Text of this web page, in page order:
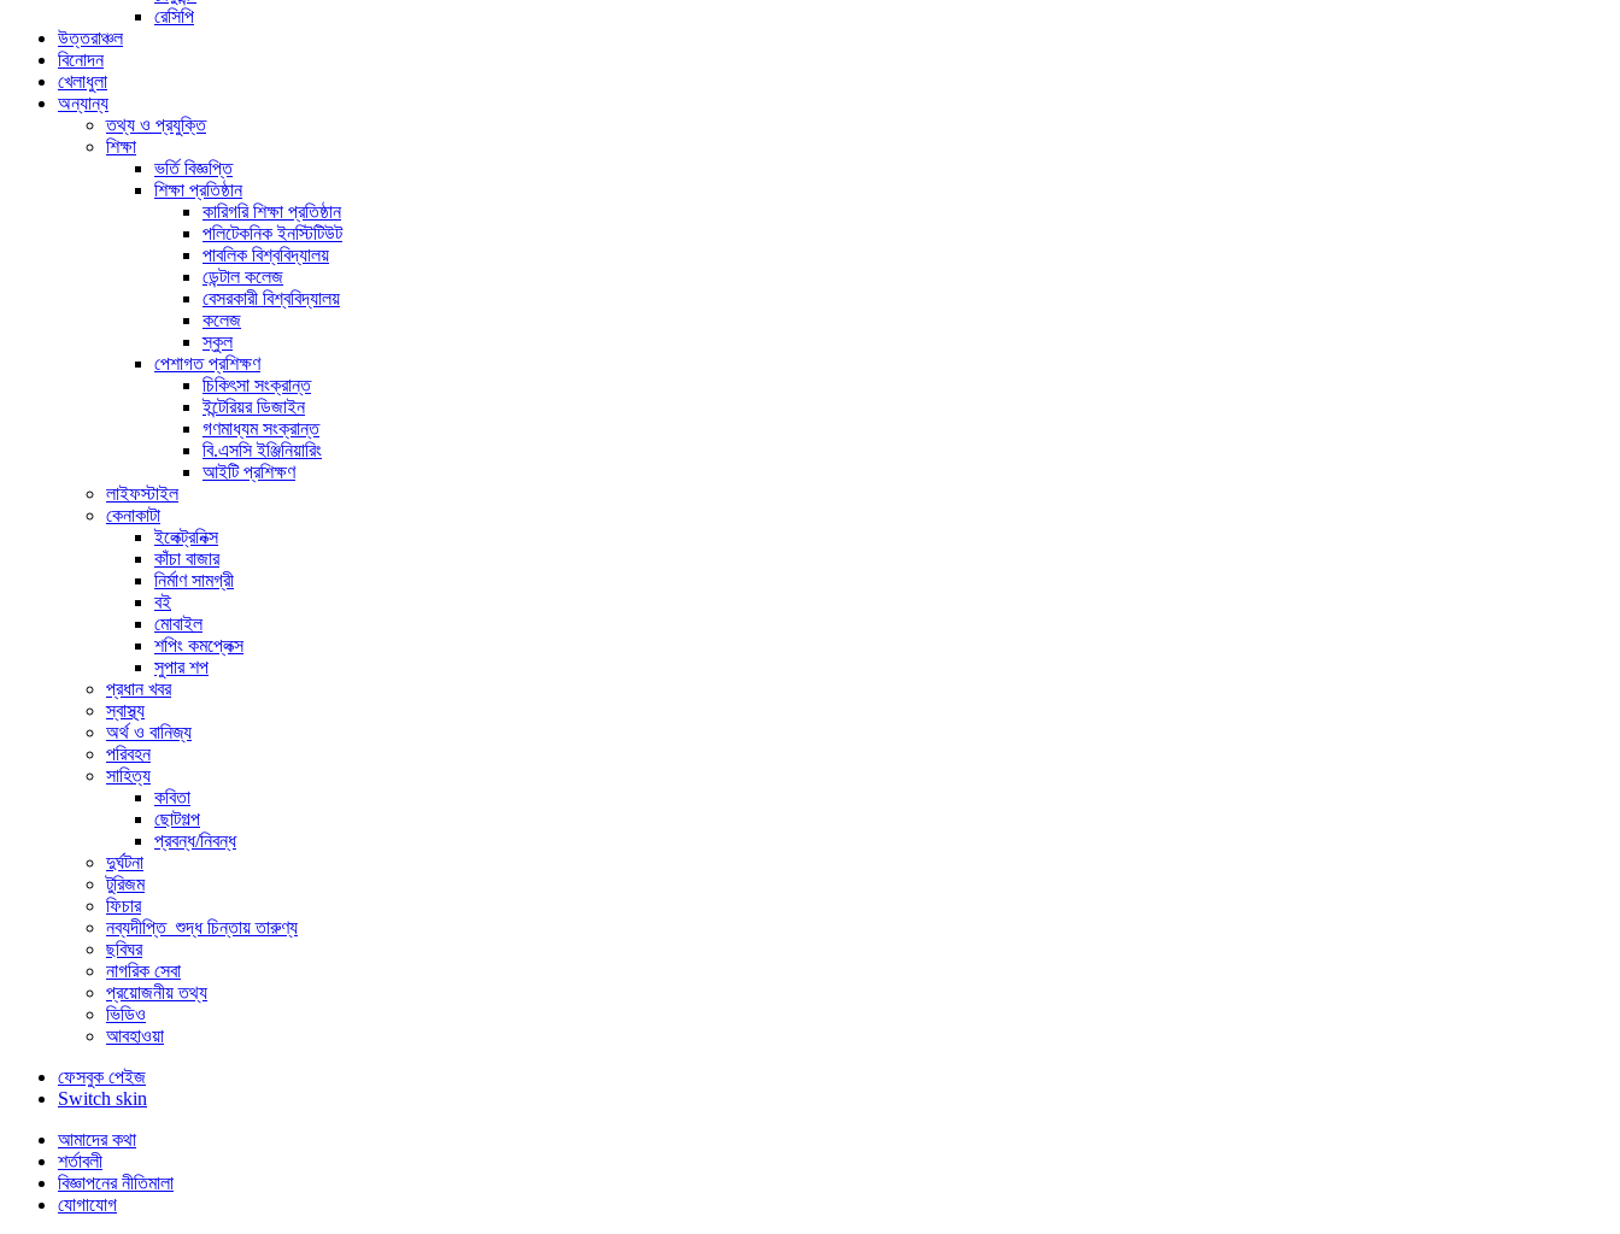
রেসিপি
উত্তরাঞ্চল
বিনোদন
খেলাধুলা
অন্যান্য
তথ্য ও প্রযুক্তি
শিক্ষা
ভর্তি বিজ্ঞপ্তি
শিক্ষা প্রতিষ্ঠান
কারিগরি শিক্ষা প্রতিষ্ঠান
পলিটেকনিক ইনস্টিটিউট
পাবলিক বিশ্ববিদ্যালয়
ডেন্টাল কলেজ
বেসরকারী বিশ্ববিদ্যালয়
কলেজ
স্কুল
পেশাগত প্রশিক্ষণ
চিকিৎসা সংক্রান্ত
ইন্টেরিয়র ডিজাইন
গণমাধ্যম সংক্রান্ত
বি.এসসি ইঞ্জিনিয়ারিং
আইটি প্রশিক্ষণ
লাইফস্টাইল
কেনাকাটা
ইলেক্ট্রনিক্স
কাঁচা বাজার
নির্মাণ সামগ্রী
বই
মোবাইল
শপিং কমপ্লেক্স
সুপার শপ
প্রধান খবর
স্বাস্থ্য
অর্থ ও বানিজ্য
পরিবহন
সাহিত্য
কবিতা
ছোটগল্প
প্রবন্ধ/নিবন্ধ
দুর্ঘটনা
টুরিজম
ফিচার
নব্যদীপ্তি_শুদ্ধ চিন্তায় তারুণ্য
ছবিঘর
নাগরিক সেবা
প্রয়োজনীয় তথ্য
ভিডিও
আবহাওয়া
ফেসবুক পেইজ
Switch skin
আমাদের কথা
শর্তাবলী
বিজ্ঞাপনের নীতিমালা
যোগাযোগ